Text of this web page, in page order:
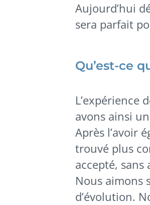
Aujourd’hui
sera parfait
Qu’est-ce
L’expérience
avons ainsi
Après l’avoir
trouvé plus
accepté,
Nous aimons
d’évolution.